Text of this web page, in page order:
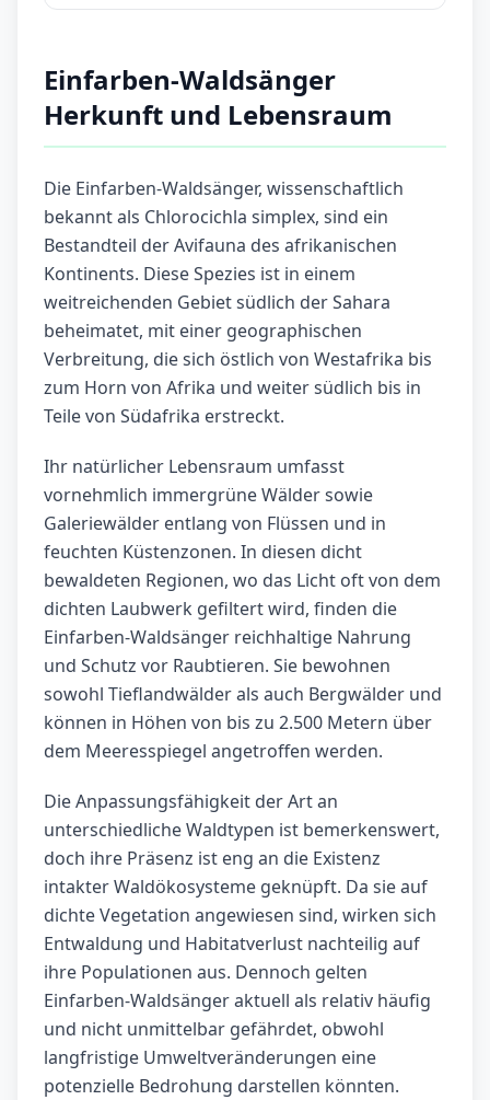
Einfarben-Waldsänger
Herkunft und Lebensraum
Die Einfarben-Waldsänger, wissenschaftlich
bekannt als Chlorocichla simplex, sind ein
Bestandteil der Avifauna des afrikanischen
Kontinents. Diese Spezies ist in einem
weitreichenden Gebiet südlich der Sahara
beheimatet, mit einer geographischen
Verbreitung, die sich östlich von Westafrika bis
zum Horn von Afrika und weiter südlich bis in
Teile von Südafrika erstreckt.
Ihr natürlicher Lebensraum umfasst
vornehmlich immergrüne Wälder sowie
Galeriewälder entlang von Flüssen und in
feuchten Küstenzonen. In diesen dicht
bewaldeten Regionen, wo das Licht oft von dem
dichten Laubwerk gefiltert wird, finden die
Einfarben-Waldsänger reichhaltige Nahrung
und Schutz vor Raubtieren. Sie bewohnen
sowohl Tieflandwälder als auch Bergwälder und
können in Höhen von bis zu 2.500 Metern über
dem Meeresspiegel angetroffen werden.
Die Anpassungsfähigkeit der Art an
unterschiedliche Waldtypen ist bemerkenswert,
doch ihre Präsenz ist eng an die Existenz
intakter Waldökosysteme geknüpft. Da sie auf
dichte Vegetation angewiesen sind, wirken sich
Entwaldung und Habitatverlust nachteilig auf
ihre Populationen aus. Dennoch gelten
Einfarben-Waldsänger aktuell als relativ häufig
und nicht unmittelbar gefährdet, obwohl
langfristige Umweltveränderungen eine
potenzielle Bedrohung darstellen könnten.